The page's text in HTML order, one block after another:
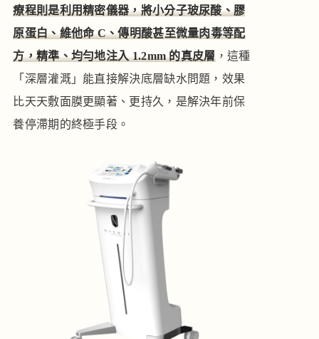
療程則是利用精密儀器，將小分子玻尿酸、膠
原蛋白、維他命 C、傳明酸甚至微量肉毒等配
方，精準、均勻地注入 1.2mm 的真皮層，這種
「深層灌溉」能直接解決底層缺水問題，效果
比天天敷面膜更顯著、更持久，是解決年前保
養停滯期的終極手段。